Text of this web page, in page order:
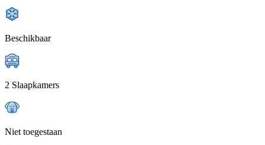
Beschikbaar
2 Slaapkamers
Niet toegestaan